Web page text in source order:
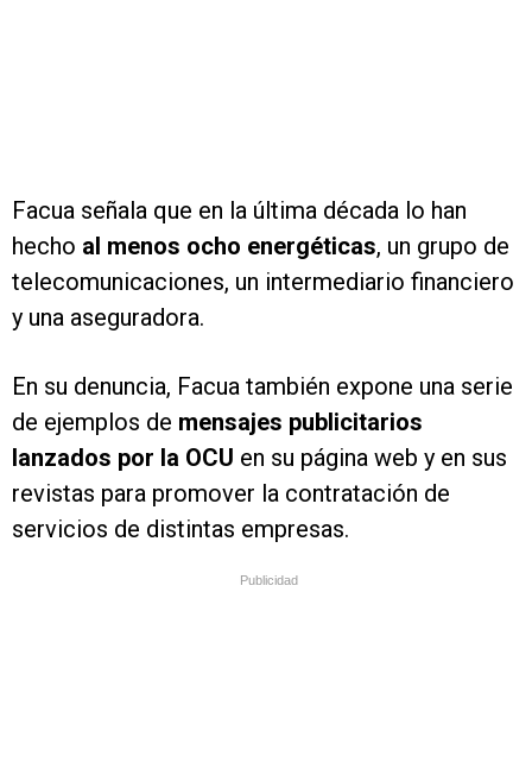
Facua señala que en la última década lo han
hecho al menos ocho energéticas, un grupo de
telecomunicaciones, un intermediario financiero
y una aseguradora.
En su denuncia, Facua también expone una serie
de ejemplos de mensajes publicitarios
lanzados por la OCU en su página web y en sus
revistas para promover la contratación de
servicios de distintas empresas.
Publicidad